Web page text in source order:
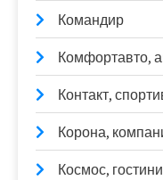
Командир
Комфортавто,
Контакт,
Корона,
Космос,